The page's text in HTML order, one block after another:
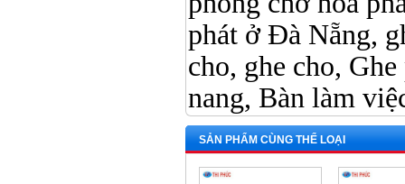
phát ở Đà Nẵng,
cho, ghe cho,
nang, Bàn làm
SẢN PHẨM CÙNG THỂ LOẠI